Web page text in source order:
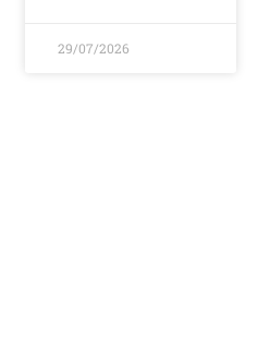
29/07/2026